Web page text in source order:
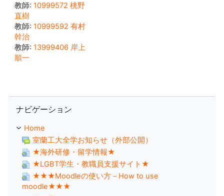
教師: 10999572 桃野
直樹
教師: 10999592 有村
幹治
教師: 13999406 岸上
順一
ナビゲーション
Home
室蘭工大全学お知らせ（外部公開）
★海外研修・留学情報★
★LGBT学生・教職員支援サイト★
★★★Moodleの使い方－How to use
moodle★★★